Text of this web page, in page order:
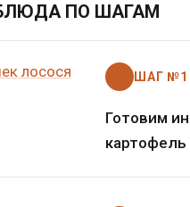
ПО ШАГАМ
ШАГ №1
Готовим
картофель